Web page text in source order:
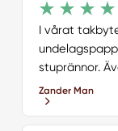
I vårat
stuprännor.
Zander Man